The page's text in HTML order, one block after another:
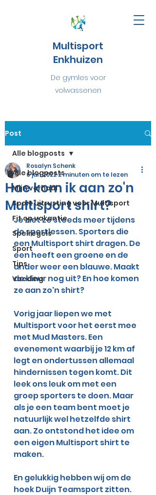
Multisport
Enkhuizen
De gymles voor
volwassenen
Post
Alle blogposts
Mijn verhaal
Sport uitrusting voor Multisport
Fit op vakantie
Spelregels
Sport
Tips
Voeding
Alle blogposts
Hoe kom ik aan zo'n
Multisport shirt?
Rosalyn Schenk
6 jun 20222 minuten om te lezen
Je ziet ze steeds meer tijdens
de sportlessen. Sporters die
een Multisport shirt dragen. De
een heeft een groene en de
ander weer een blauwe. Maakt
de kleur nog uit? En hoe komen
ze aan zo'n shirt?
Vorig jaar liepen we met
Multisport voor het eerst mee
met Mud Masters. Een
evenement waarbij je 12 km af
legt en ondertussen allemaal
hindernissen tegen komt. Dit
leek ons leuk om met een
groep sporters te doen. Maar
als je een team bent moet je
natuurlijk wel hetzelfde shirt
aan. Zo ontstond het idee om
een eigen Multisport shirt te
maken.
En gelukkig hebben wij om de
hoek Duijn Teamsport zitten.